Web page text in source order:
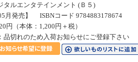
タルエンタテインメント (Ｂ５)
05月発売】 ISBNコード 9784883178674
円（本体：1,200円＋税）
品切れのため入荷お知らせにご登録下さい